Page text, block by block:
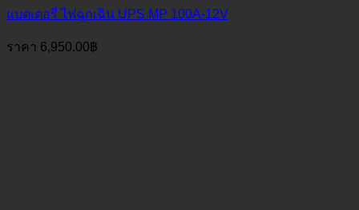
แบตเตอรี่ ไฟฉุกเฉิน UPS MP 100A-12V
ราคา 6,950.00฿